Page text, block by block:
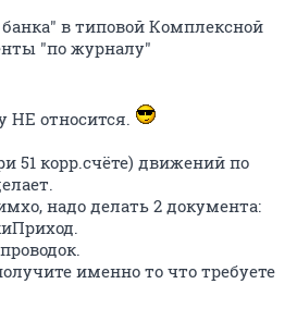
в типовой Комплексной
"по журналу"
НЕ относится.
51 корр.счёте) движений по
надо делать 2 документа:
именно то что требуете